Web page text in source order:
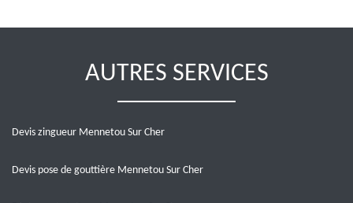
AUTRES SERVICES
Devis zingueur Mennetou Sur Cher
Devis pose de gouttière Mennetou Sur Cher